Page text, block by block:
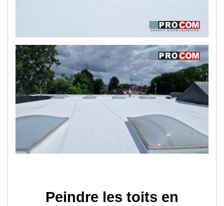
Peindre les toits en